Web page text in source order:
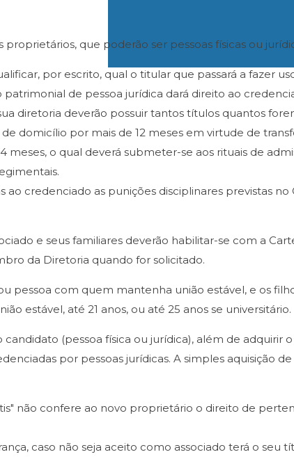
que poderão ser pessoas físicas ou
por escrito, qual o titular que passará a fazer
de pessoa jurídica dará direito ao
diretoria deverão possuir tantos títulos quantos
de domicílio por mais de 12 meses em virtude de
o qual deverá submeter-se aos rituais de
ao credenciado as punições disciplinares previstas
e seus familiares deverão habilitar-se com a
da Diretoria quando for solicitado.
pessoa com quem mantenha união estável, e os
estável, até 21 anos, ou até 25 anos se universitário.
(pessoa física ou jurídica), além de
por pessoas jurídicas. A simples aquisição
não confere ao novo proprietário o direito de
caso não seja aceito como associado terá o seu